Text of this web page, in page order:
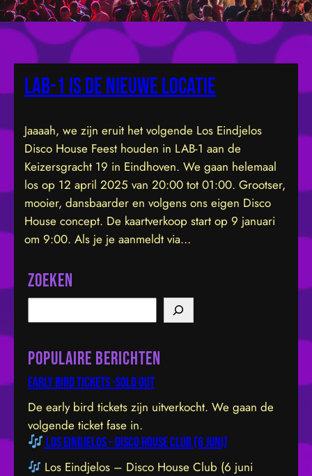
LAB-1 is de nieuwe locatie
Jaaaah, we zijn eruit het volgende Los Eindjelos
Disco House Feest houden in LAB-1 aan de
Keizersgracht 19 in Eindhoven. We gaan helemaal
los op 12 april 2025 van 20:00 tot 01:00. Grootser,
mooier, dansbaarder en volgens ons eigen Disco
House concept. De kaartverkoop start op 9 januari
om 9:00. Als je je aanmeldt via…
Zoeken
e
r
c
Populaire berichten
Early bird tickets -sold out
De early bird tickets zijn uitverkocht. We gaan de
volgende ticket fase in.
Los Eindjelos – Disco House Club (6 juni)
Los Eindjelos – Disco House Club (6 juni